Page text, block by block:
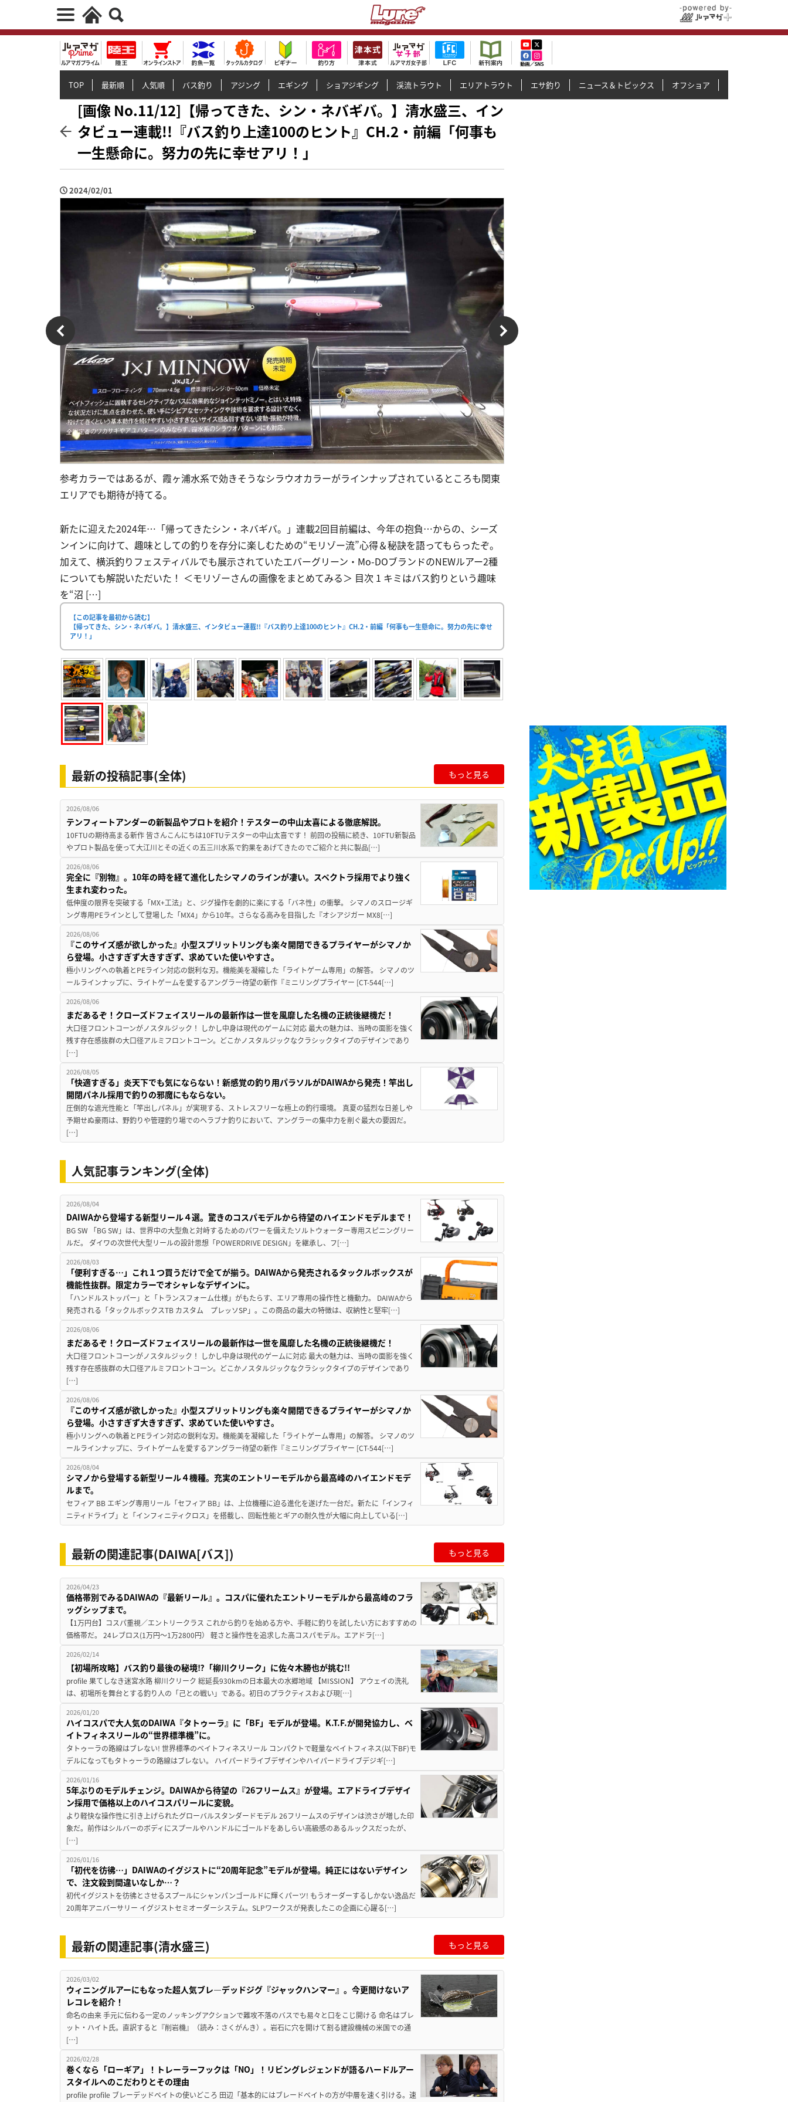
TOP 最新順 人気順 バス釣り アジング エギング ショアジギング 渓流トラウト エリアトラウト エサ釣り ニュース＆トピックス オフショア
[画像 No.11/12]【帰ってきた、シン・ネバギバ。】清水盛三、イン
タビュー連載!!『バス釣り上達100のヒント』CH.2・前編「何事も
一生懸命に。努力の先に幸せアリ！」
2024/02/01
参考カラーではあるが、霞ヶ浦水系で効きそうなシラウオカラーがラインナップされているところも関東
エリアでも期待が持てる。
新たに迎えた2024年…「帰ってきたシン・ネバギバ。」連載2回目前編は、今年の抱負…からの、シーズ
ンインに向けて、趣味としての釣りを存分に楽しむための“モリゾー流”心得＆秘訣を語ってもらったぞ。
加えて、横浜釣りフェスティバルでも展示されていたエバーグリーン・Mo-DOブランドのNEWルアー2種
についても解説いただいた！ ＜モリゾーさんの画像をまとめてみる＞ 目次 1 キミはバス釣りという趣味
を“沼 […]
【この記事を最初から読む】
【帰ってきた、シン・ネバギバ。】清水盛三、インタビュー連載!!『バス釣り上達100のヒント』CH.2・前編「何事も一生懸命に。努力の先に幸せ
アリ！」
最新の投稿記事(全体) もっと見る
2026/08/06
テンフィートアンダーの新製品やプロトを紹介！テスターの中山太喜による徹底解説。
10FTUの期待高まる新作 皆さんこんにちは10FTUテスターの中山太喜です！ 前回の投稿に続き、10FTU新製品
やプロト製品を使って大江川とその近くの五三川水系で釣果をあげてきたのでご紹介と共に製品[…]
2026/08/06
完全に『別物』。10年の時を経て進化したシマノのラインが凄い。スペクトラ採用でより強く
生まれ変わった。
低伸度の限界を突破する「MX+工法」と、ジグ操作を劇的に楽にする「バネ性」の衝撃。 シマノのスロージギ
ング専用PEラインとして登場した「MX4」から10年。さらなる高みを目指した『オシアジガー MX8[…]
2026/08/06
『このサイズ感が欲しかった』小型スプリットリングも楽々開閉できるプライヤーがシマノか
ら登場。小さすぎず大きすぎず、求めていた使いやすさ。
極小リングへの執着とPEライン対応の鋭利な刃。機能美を凝縮した「ライトゲーム専用」の解答。 シマノのツ
ールラインナップに、ライトゲームを愛するアングラー待望の新作『ミニリングプライヤー [CT-544[…]
2026/08/06
まだあるぞ！クローズドフェイスリールの最新作は一世を風靡した名機の正統後継機だ！
大口径フロントコーンがノスタルジック！ しかし中身は現代のゲームに対応 最大の魅力は、当時の面影を強く
残す存在感抜群の大口径アルミフロントコーン。どこかノスタルジックなクラシックタイプのデザインであり
[…]
2026/08/05
「快適すぎる」炎天下でも気にならない！新感覚の釣り用パラソルがDAIWAから発売！竿出し
開閉パネル採用で釣りの邪魔にもならない。
圧倒的な遮光性能と「竿出しパネル」が実現する、ストレスフリーな極上の釣行環境。 真夏の猛烈な日差しや
予期せぬ豪雨は、野釣りや管理釣り場でのヘラブナ釣りにおいて、アングラーの集中力を削ぐ最大の要因だ。
[…]
人気記事ランキング(全体)
2026/08/04
DAIWAから登場する新型リール４選。驚きのコスパモデルから待望のハイエンドモデルまで！
BG SW 「BG SW」は、世界中の大型魚と対峙するためのパワーを備えたソルトウォーター専用スピニングリー
ルだ。 ダイワの次世代大型リールの設計思想「POWERDRIVE DESIGN」を継承し、フ[…]
2026/08/03
「便利すぎる…」これ１つ買うだけで全てが揃う。DAIWAから発売されるタックルボックスが
機能性抜群。限定カラーでオシャレなデザインに。
「ハンドルストッパー」と「トランスフォーム仕様」がもたらす、エリア専用の操作性と機動力。 DAIWAから
発売される「タックルボックスTB カスタム プレッソSP」。この商品の最大の特徴は、収納性と堅牢[…]
2026/08/06
まだあるぞ！クローズドフェイスリールの最新作は一世を風靡した名機の正統後継機だ！
大口径フロントコーンがノスタルジック！ しかし中身は現代のゲームに対応 最大の魅力は、当時の面影を強く
残す存在感抜群の大口径アルミフロントコーン。どこかノスタルジックなクラシックタイプのデザインであり
[…]
2026/08/06
『このサイズ感が欲しかった』小型スプリットリングも楽々開閉できるプライヤーがシマノか
ら登場。小さすぎず大きすぎず、求めていた使いやすさ。
極小リングへの執着とPEライン対応の鋭利な刃。機能美を凝縮した「ライトゲーム専用」の解答。 シマノのツ
ールラインナップに、ライトゲームを愛するアングラー待望の新作『ミニリングプライヤー [CT-544[…]
2026/08/04
シマノから登場する新型リール４機種。充実のエントリーモデルから最高峰のハイエンドモデ
ルまで。
セフィア BB エギング専用リール「セフィア BB」は、上位機種に迫る進化を遂げた一台だ。新たに「インフィ
ニティドライブ」と「インフィニティクロス」を搭載し、回転性能とギアの耐久性が大幅に向上している[…]
最新の関連記事(DAIWA[バス]) もっと見る
2026/04/23
価格帯別でみるDAIWAの『最新リール』。コスパに優れたエントリーモデルから最高峰のフラ
ッグシップまで。
【1万円台】コスパ重視／エントリークラス これから釣りを始める方や、手軽に釣りを試したい方におすすめの
価格帯だ。 24レブロス(1万円～1万2800円） 軽さと操作性を追求した高コスパモデル。エアドラ[…]
2026/02/14
【初場所攻略】バス釣り最後の秘境⁉「柳川クリーク」に佐々木勝也が挑む!!
profile 果てしなき迷宮水路 柳川クリーク 総延長930kmの日本最大の水郷地域 【MISSION】 アウェイの洗礼
は、初場所を舞台とする釣り人の「己との戦い」である。初日のプラクティスおよび現[…]
2026/01/20
ハイコスパで大人気のDAIWA『タトゥーラ』に「BF」モデルが登場。K.T.F.が開発協力し、ベ
イトフィネスリールの“世界標準機”に。
タトゥーラの路線はブレない! 世界標準のベイトフィネスリール コンパクトで軽量なベイトフィネス(以下BF)モ
デルになってもタトゥーラの路線はブレない。 ハイパードライブデザインやハイパードライブデジギ[…]
2026/01/16
5年ぶりのモデルチェンジ。DAIWAから待望の『26フリームス』が登場。エアドライブデザイ
ン採用で価格以上のハイコスパリールに変貌。
より軽快な操作性に引き上げられたグローバルスタンダードモデル 26フリームスのデザインは渋さが増した印
象だ。前作はシルバーのボディにスプールやハンドルにゴールドをあしらい高級感のあるルックスだったが、
[…]
2026/01/16
「初代を彷彿…」DAIWAのイグジストに“20周年記念”モデルが登場。純正にはないデザイン
で、注文殺到間違いなしか…？
初代イグジストを彷彿とさせるスプールにシャンパンゴールドに輝くパーツ! もうオーダーするしかない逸品だ
20周年アニバーサリー イグジストセミオーダーシステム。SLPワークスが発表したこの企画に心躍る[…]
最新の関連記事(清水盛三) もっと見る
2026/03/02
ウィニングルアーにもなった超人気ブレ―デッドジグ『ジャックハンマー』。今更聞けないア
レコレを紹介！
命名の由来 手元に伝わる一定のノッキングアクションで難攻不落のバスでも易々と口をこじ開ける 命名はブレ
ット・ハイト氏。直訳すると『削岩機』（読み：さくがんき）。岩石に穴を開けて割る建設機械の米国での通
[…]
2026/02/28
巻くなら「ローギア」！トレーラーフックは「NO」！リビングレジェンドが語るハードルアー
スタイルへのこだわりとその理由
profile profile ブレーデッドベイトの使いどころ 田辺「基本的にはブレードベイトの方が中層を速く引ける。速